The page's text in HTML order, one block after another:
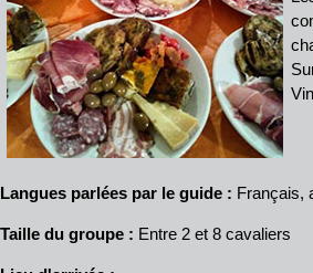
Langues parlées par le guide : Français,
Taille du groupe : Entre 2 et 8 cavaliers